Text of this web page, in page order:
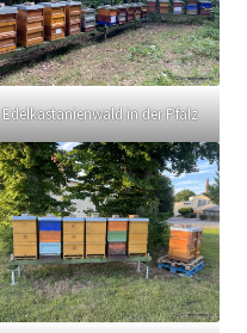
Edelkastanienwald in der Pfalz